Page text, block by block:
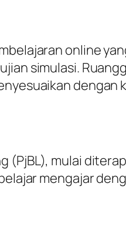
online
simulasi.
dengan
(PjBL), mulai
mengajar